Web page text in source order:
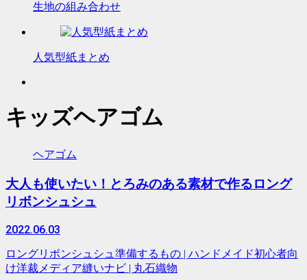
生地の組み合わせ
人気型紙まとめ
キッズヘアゴム
ヘアゴム
大人も使いたい！とろみのある素材で作るロング
リボンシュシュ
2022.06.03
ロングリボンシュシュ準備するもの | ハンドメイド初心者向
け洋裁メディア縫いナビ | 丸石織物